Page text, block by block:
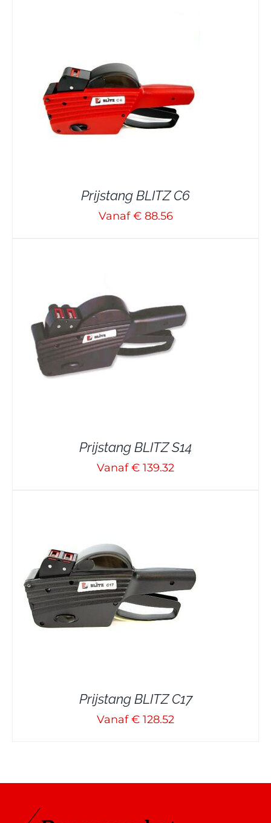
Prijstang BLITZ C6
Vanaf € 88.56
Prijstang BLITZ S14
Vanaf € 139.32
Prijstang BLITZ C17
Vanaf € 128.52